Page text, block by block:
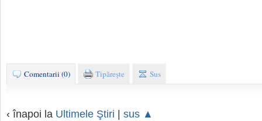
Comentarii (0) Tipăreşte Sus
‹ înapoi la Ultimele Ştiri sus ▲